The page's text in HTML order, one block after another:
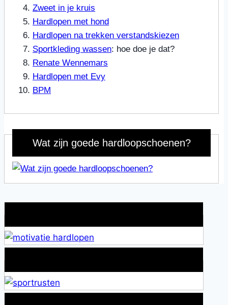
Zweet in je kruis
Hardlopen met hond
Hardlopen na trekken verstandskiezen
Sportkleding wassen: hoe doe je dat?
Renate Wennemars
Hardlopen met Evy
BPM
Wat zijn goede hardloopschoenen?